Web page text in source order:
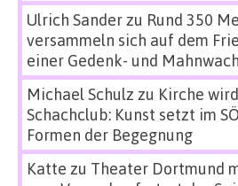
Ulrich Sanderzu Rund 350
versammeln sich auf dem
einer Gedenk- und
Michael Schulz zu Kirche
Schachclub: Kunst setzt im
Formen der Begegnung
Katte zu Theater Dortmund